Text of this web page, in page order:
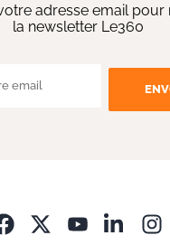
adresse email pour
la newsletter Le360